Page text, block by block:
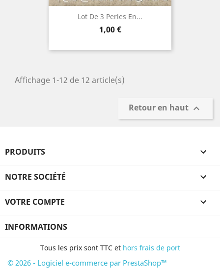
Lot De 3 Perles En...
Prix
1,00 €
Affichage 1-12 de 12 article(s)
Retour en haut 
PRODUITS 
NOTRE SOCIÉTÉ 
VOTRE COMPTE 
INFORMATIONS
Tous les prix sont TTC et hors frais de port
© 2026 - Logiciel e-commerce par PrestaShop™